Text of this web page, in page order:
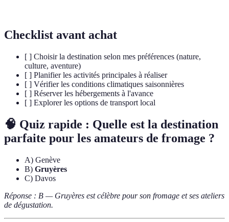
Checklist avant achat
[ ] Choisir la destination selon mes préférences (nature,
culture, aventure)
[ ] Planifier les activités principales à réaliser
[ ] Vérifier les conditions climatiques saisonnières
[ ] Réserver les hébergements à l'avance
[ ] Explorer les options de transport local
🧠 Quiz rapide : Quelle est la destination
parfaite pour les amateurs de fromage ?
A) Genève
B) Gruyères
C) Davos
Réponse : B — Gruyères est célèbre pour son fromage et ses ateliers
de dégustation.